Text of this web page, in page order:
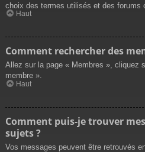
choix des termes utilisés et des forums
Haut
Comment rechercher des
Allez sur la page « Membres », cliquez
membre ».
Haut
Comment puis-je trouver
sujets ?
Vos messages peuvent être retrouvés